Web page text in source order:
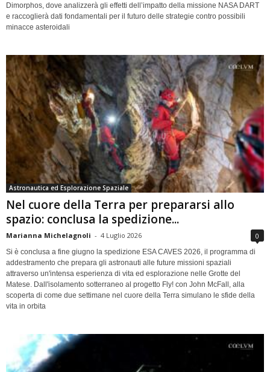
Dimorphos, dove analizzerà gli effetti dell’impatto della missione NASA DART
e raccoglierà dati fondamentali per il futuro delle strategie contro possibili
minacce asteroidali
Astronautica ed Esplorazione Spaziale
Nel cuore della Terra per prepararsi allo
spazio: conclusa la spedizione...
Marianna Michelagnoli - 4 Luglio 2026 0
Si è conclusa a fine giugno la spedizione ESA CAVES 2026, il programma di
addestramento che prepara gli astronauti alle future missioni spaziali
attraverso un'intensa esperienza di vita ed esplorazione nelle Grotte del
Matese. Dall'isolamento sotterraneo al progetto Fly! con John McFall, alla
scoperta di come due settimane nel cuore della Terra simulano le sfide della
vita in orbita